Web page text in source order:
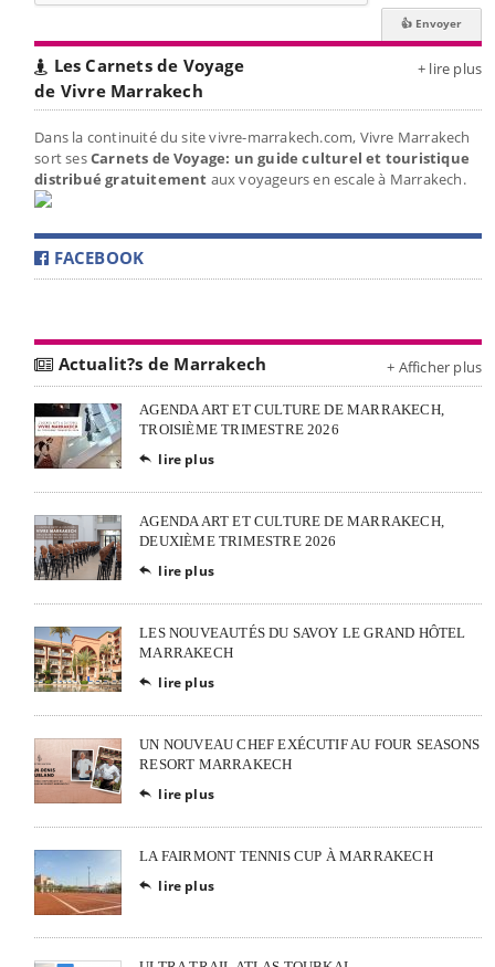
Les Carnets de Voyage
de Vivre Marrakech
+ lire plus
Dans la continuité du site vivre-marrakech.com, Vivre Marrakech
sort sesCarnets de Voyage: un guide culturel et touristique
distribué gratuitement aux voyageurs en escale à Marrakech.
FACEBOOK
Actualit?s de Marrakech + Afficher plus
AGENDA ART ET CULTURE DE MARRAKECH,
TROISIÈME TRIMESTRE 2026
 lire plus
AGENDA ART ET CULTURE DE MARRAKECH,
DEUXIÈME TRIMESTRE 2026
 lire plus
LES NOUVEAUTÉS DU SAVOY LE GRAND HÔTEL
MARRAKECH
 lire plus
UN NOUVEAU CHEF EXÉCUTIF AU FOUR SEASONS
RESORT MARRAKECH
 lire plus
LA FAIRMONT TENNIS CUP À MARRAKECH
 lire plus